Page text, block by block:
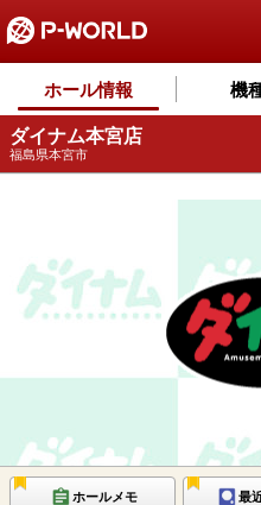
ホール情報 機
ダイナム本宮店
福島県本宮市
ホールメモ 最